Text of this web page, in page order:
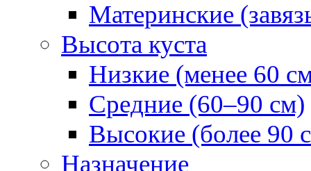
Материнские
Высота куста
Низкие (менее 60
Средние (60–90 см)
Высокие (более 90
Назначение